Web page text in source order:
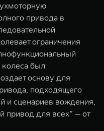
привода в
ограничения
был
основу для
подходящего
и сценариев вождения,
привод для всех” — от